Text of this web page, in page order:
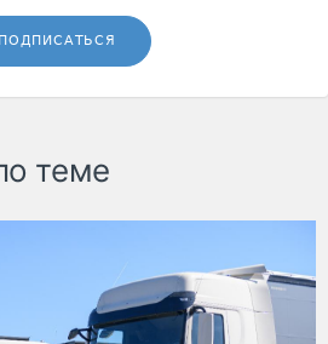
ПОДПИСАТЬСЯ
теме